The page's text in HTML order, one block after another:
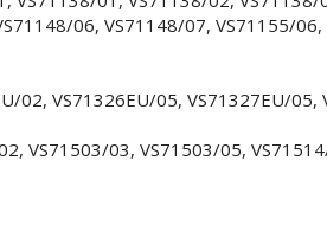
06, VS71148/07, VS71155/
02, VS71326EU/05, VS71327EU/05,
VS71503/03, VS71503/05,